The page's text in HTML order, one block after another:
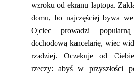
wzroku od ekranu laptopa.
domu, bo najczęściej bywa
Ojciec prowadzi
dochodową kancelarię, więc
rzadziej. Oczekuje od
rzeczy: abyśw przyszłości